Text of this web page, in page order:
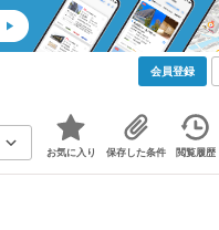
会員登録
お気に入り 保存した条件 閲覧履歴